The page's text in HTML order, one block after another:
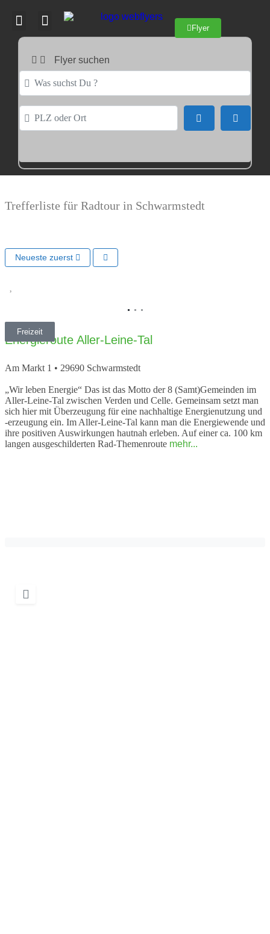
Flyer
Flyer suchen
Was suchst Du ?
PLZ oder Ort
Suchen
Trefferliste für Radtour in Schwarmstedt
Neueste zuerst
Freizeit
Energieroute Aller-Leine-Tal
Am Markt 1 • 29690 Schwarmstedt
„Wir leben Energie“ Das ist das Motto der 8 (Samt)Gemeinden im
Aller-Leine-Tal zwischen Verden und Celle. Gemeinsam setzt man
sich hier mit Überzeugung für eine nachhaltige Energienutzung und
-erzeugung ein. Im Aller-Leine-Tal kann man die Energiewende und
ihre positiven Auswirkungen hautnah erleben. Auf einer ca. 100 km
langen ausgeschilderten Rad-Themenroute mehr...